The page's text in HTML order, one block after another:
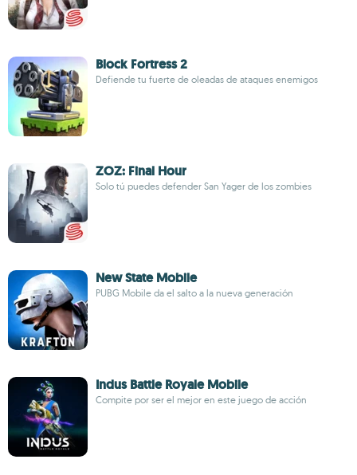
Block Fortress 2
Defiende tu fuerte de oleadas de ataques enemigos
ZOZ: Final Hour
Solo tú puedes defender San Yager de los zombies
New State Mobile
PUBG Mobile da el salto a la nueva generación
Indus Battle Royale Mobile
Compite por ser el mejor en este juego de acción